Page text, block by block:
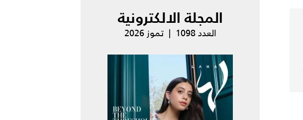
المجلة الالكترونية
العدد 1098 | تموز 2026